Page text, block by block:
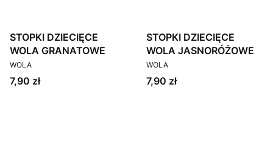
STOPKI DZIECIĘCE
WOLA GRANATOWE
PRODUCENT
WOLA
Cena
7,90 zł
STOPKI DZIECIĘCE
WOLA JASNORÓŻOWE
PRODUCENT
WOLA
Cena
7,90 zł